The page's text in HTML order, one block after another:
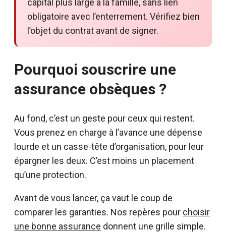
capital plus large à la famille, sans lien
obligatoire avec l’enterrement. Vérifiez bien
l’objet du contrat avant de signer.
Pourquoi souscrire une
assurance obsèques ?
Au fond, c’est un geste pour ceux qui restent.
Vous prenez en charge à l’avance une dépense
lourde et un casse-tête d’organisation, pour leur
épargner les deux. C’est moins un placement
qu’une protection.
Avant de vous lancer, ça vaut le coup de
comparer les garanties. Nos repères pour choisir
une bonne assurance donnent une grille simple.